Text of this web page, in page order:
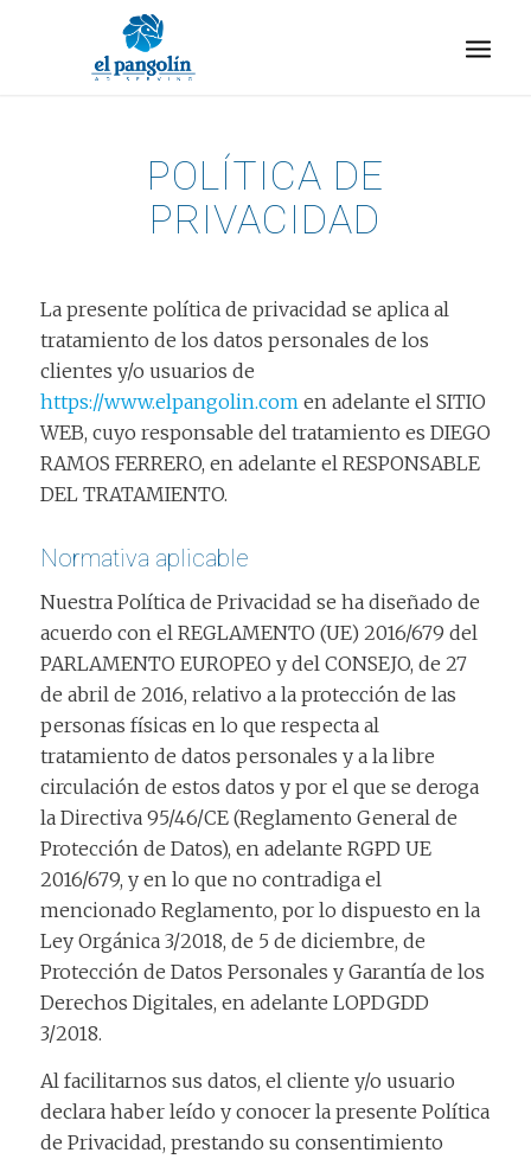
POLÍTICA DE
PRIVACIDAD
La presente política de privacidad se aplica al
tratamiento de los datos personales de los
clientes y/o usuarios de
https://www.elpangolin.com en adelante el SITIO
WEB, cuyo responsable del tratamiento es DIEGO
RAMOS FERRERO, en adelante el RESPONSABLE
DEL TRATAMIENTO.
Normativa aplicable
Nuestra Política de Privacidad se ha diseñado de
acuerdo con el REGLAMENTO (UE) 2016/679 del
PARLAMENTO EUROPEO y del CONSEJO, de 27
de abril de 2016, relativo a la protección de las
personas físicas en lo que respecta al
tratamiento de datos personales y a la libre
circulación de estos datos y por el que se deroga
la Directiva 95/46/CE (Reglamento General de
Protección de Datos), en adelante RGPD UE
2016/679, y en lo que no contradiga el
mencionado Reglamento, por lo dispuesto en la
Ley Orgánica 3/2018, de 5 de diciembre, de
Protección de Datos Personales y Garantía de los
Derechos Digitales, en adelante LOPDGDD
3/2018.
Al facilitarnos sus datos, el cliente y/o usuario
declara haber leído y conocer la presente Política
de Privacidad, prestando su consentimiento